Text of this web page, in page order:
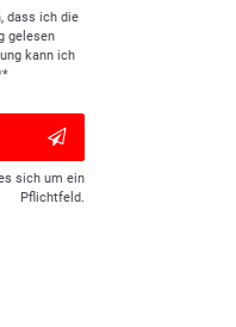
dass ich die
gelesen
kann ich
sich um ein
Pflichtfeld.